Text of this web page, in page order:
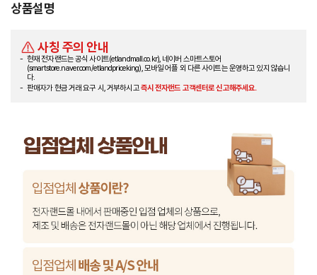
상품설명
사칭 주의 안내
현재 전자랜드는 공식 사이트(etlandmall.co.kr), 네이버 스마트스토어
(smartstore.naver.com/etlandpriceking), 모바일 어플 외 다른 사이트는 운영하고 있지 않습니
다.
판매자가 현금 거래 요구 시, 거부하시고즉시 전자랜드 고객센터로 신고해주세요.